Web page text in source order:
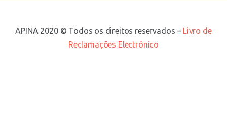
APINA 2020 © Todos os direitos reservados – Livro de
Reclamações Electrónico